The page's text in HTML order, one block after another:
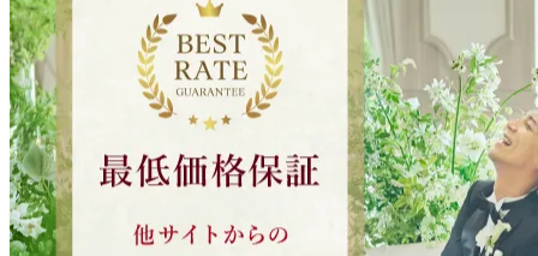
全国のアニヴェルセル
表参道
立川
みなとみらい横浜